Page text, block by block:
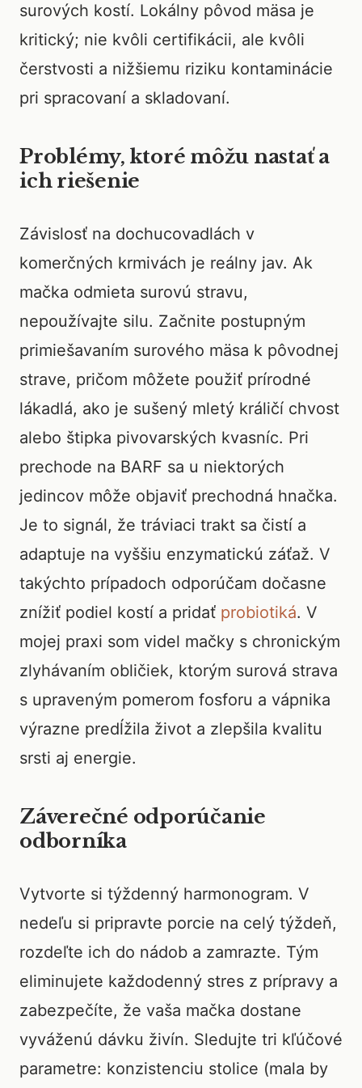
surových kostí. Lokálny pôvod mäsa je
kritický; nie kvôli certifikácii, ale kvôli
čerstvosti a nižšiemu riziku kontaminácie
pri spracovaní a skladovaní.
Problémy, ktoré môžu nastať a
ich riešenie
Závislosť na dochucovadlách v
komerčných krmivách je reálny jav. Ak
mačka odmieta surovú stravu,
nepoužívajte silu. Začnite postupným
primiešavaním surového mäsa k pôvodnej
strave, pričom môžete použiť prírodné
lákadlá, ako je sušený mletý králičí chvost
alebo štipka pivovarských kvasníc. Pri
prechode na BARF sa u niektorých
jedincov môže objaviť prechodná hnačka.
Je to signál, že tráviaci trakt sa čistí a
adaptuje na vyššiu enzymatickú záťaž. V
takýchto prípadoch odporúčam dočasne
znížiť podiel kostí a pridať probiotiká. V
mojej praxi som videl mačky s chronickým
zlyhávaním obličiek, ktorým surová strava
s upraveným pomerom fosforu a vápnika
výrazne predĺžila život a zlepšila kvalitu
srsti aj energie.
Záverečné odporúčanie
odborníka
Vytvorte si týždenný harmonogram. V
nedeľu si pripravte porcie na celý týždeň,
rozdeľte ich do nádob a zamrazte. Tým
eliminujete každodenný stres z prípravy a
zabezpečíte, že vaša mačka dostane
vyváženú dávku živín. Sledujte tri kľúčové
parametre: konzistenciu stolice (mala by